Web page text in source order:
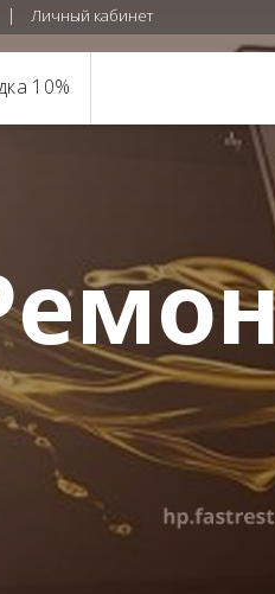
Личный кабинет
10%